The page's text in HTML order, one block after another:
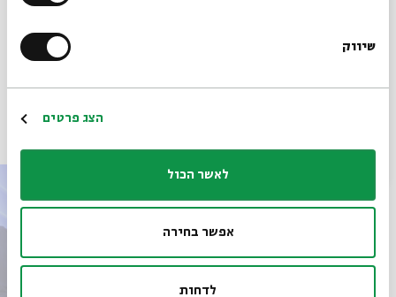
שיווק
הצג פרטים
לאשר הכול
אפשר בחירה
לדחות